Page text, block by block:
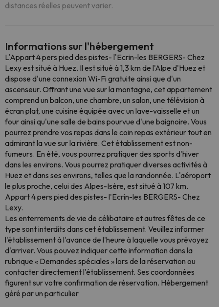
distances réelles peuvent varier.
Informations sur l'hébergement
L'Appart 4 pers pied des pistes- l'Ecrin-les BERGERS- Chez
Lexy est situé à Huez. Il est situé à 1,3 km de l'Alpe d'Huez et
dispose d'une connexion Wi-Fi gratuite ainsi que d'un
ascenseur. Offrant une vue sur la montagne, cet appartement
comprend un balcon, une chambre, un salon, une télévision à
écran plat, une cuisine équipée avec un lave-vaisselle et un
four ainsi qu'une salle de bains pourvue d'une baignoire. Vous
pourrez prendre vos repas dans le coin repas extérieur tout en
admirant la vue sur la rivière. Cet établissement est non-
fumeurs. En été, vous pourrez pratiquer des sports d'hiver
dans les environs. Vous pourrez pratiquer diverses activités à
Huez et dans ses environs, telles que la randonnée. L'aéroport
le plus proche, celui des Alpes-Isère, est situé à 107 km.
Appart 4 pers pied des pistes- l'Ecrin-les BERGERS- Chez
Lexy.
Les enterrements de vie de célibataire et autres fêtes de ce
type sont interdits dans cet établissement. Veuillez informer
l'établissement à l'avance de l'heure à laquelle vous prévoyez
d'arriver. Vous pouvez indiquer cette information dans la
rubrique « Demandes spéciales » lors de la réservation ou
contacter directement l'établissement. Ses coordonnées
figurent sur votre confirmation de réservation. Hébergement
géré par un particulier